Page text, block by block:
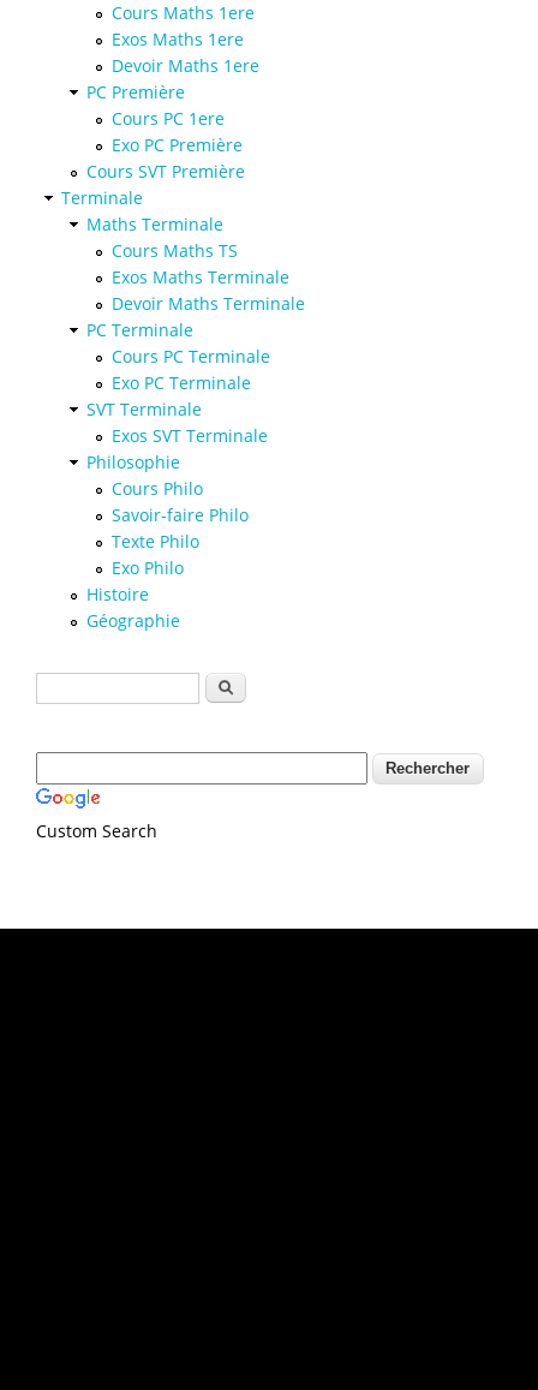
Cours Maths 1ere
Exos Maths 1ere
Devoir Maths 1ere
PC Première
Cours PC 1ere
Exo PC Première
Cours SVT Première
Terminale
Maths Terminale
Cours Maths TS
Exos Maths Terminale
Devoir Maths Terminale
PC Terminale
Cours PC Terminale
Exo PC Terminale
SVT Terminale
Exos SVT Terminale
Philosophie
Cours Philo
Savoir-faire Philo
Texte Philo
Exo Philo
Histoire
Géographie
Formulaire de recherche
Rechercher
Custom Search